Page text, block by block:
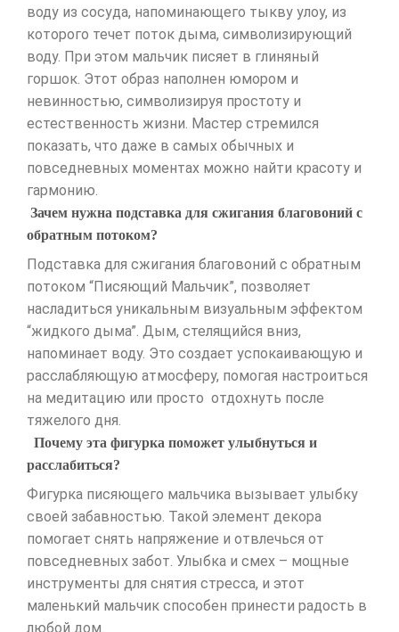
воду из сосуда, напоминающего тыкву улоу, из
которого течет поток дыма, символизирующий
воду. При этом мальчик писяет в глиняный
горшок. Этот образ наполнен юмором и
невинностью, символизируя простоту и
естественность жизни. Мастер стремился
показать, что даже в самых обычных и
повседневных моментах можно найти красоту и
гармонию.
Зачем нужна подставка для сжигания благовоний с
обратным потоком?
Подставка для сжигания благовоний с обратным
потоком “Писяющий Мальчик”, позволяет
насладиться уникальным визуальным эффектом
“жидкого дыма”. Дым, стелящийся вниз,
напоминает воду. Это создает успокаивающую и
расслабляющую атмосферу, помогая настроиться
на медитацию или просто отдохнуть после
тяжелого дня.
Почему эта фигурка поможет улыбнуться и
расслабиться?
Фигурка писяющего мальчика вызывает улыбку
своей забавностью. Такой элемент декора
помогает снять напряжение и отвлечься от
повседневных забот. Улыбка и смех – мощные
инструменты для снятия стресса, и этот
маленький мальчик способен принести радость в
любой дом.